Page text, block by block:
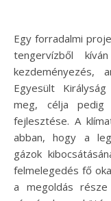
Egy forradalmi projekt indult el Anglia déli partján, amely a
tengervízből
kezdeményezés,
Egyesült
meg, célja pedig
fejlesztése. A
abban, hogy a
gázok
felmelegedés fő
a megoldás